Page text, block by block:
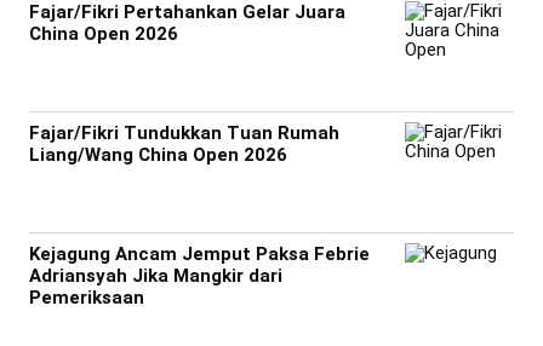
Fajar/Fikri Pertahankan Gelar Juara
China Open 2026
Fajar/Fikri Tundukkan Tuan Rumah
Liang/Wang China Open 2026
Kejagung Ancam Jemput Paksa Febrie
Adriansyah Jika Mangkir dari
Pemeriksaan